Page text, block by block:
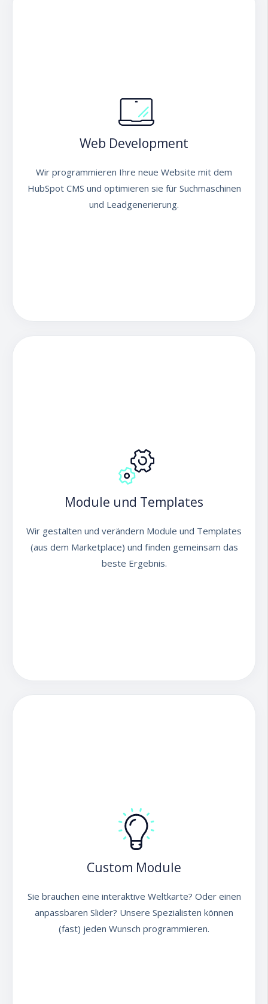
Web Development
Wir programmieren Ihre neue Website mit dem
HubSpot CMS und optimieren sie für Suchmaschinen
und Leadgenerierung.
Module und Templates
Wir gestalten und verändern Module und Templates
(aus dem Marketplace) und finden gemeinsam das
beste Ergebnis.
Custom Module
Sie brauchen eine interaktive Weltkarte? Oder einen
anpassbaren Slider? Unsere Spezialisten können
(fast) jeden Wunsch programmieren.